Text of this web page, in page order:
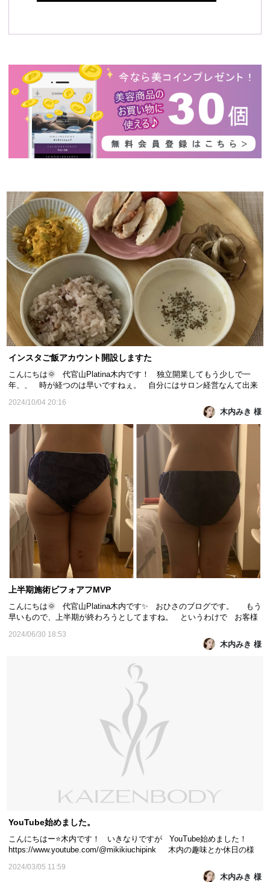
インスタご飯アカウント開設しますた
こんにちは🌞 代官山Platina木内です！ 独立開業してもう少しで一
年、、 時が経つのは早いですねぇ。 自分にはサロン経営なんて出来
えられて、 そして、、 特にこれといったサロンの集客もせず(ホッ◯
2024/10/04 20:16
木内みき 様
上半期施術ビフォアフMVP
こんにちは🌞 代官山Platina木内です✨ おひさのブログです。 もう
早いもので、上半期が終わろうとしてますね。 というわけで お客様
※お尻編 めっちゃ小さくなりましたね！✨ ※O脚🦵編 計15回でか
2024/06/30 18:53
木内みき 様
YouTube始めました。
こんにちはー⭐️木内です！ いきなりですが YouTube始めました！
https://www.youtube.com/@mikikiuchipink 木内の趣味とか休日の様
ピアレンジしてコードもリハモナイズしたものです。 お暇な時に見て
2024/03/05 11:59
木内みき 様